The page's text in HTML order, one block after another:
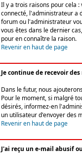
Il y a trois raisons pour cela
connecté, l'administrateur a
forum ou l'administrateur
vous êtes dans le dernier
pour en connaître la raison.
Revenir en haut de page
Je continue de recevoir
Dans le futur, nous
Pour le moment, si malgré
désirés, informez-en
un utilisateur d'envoyer des
Revenir en haut de page
J'ai reçu un e-mail abusif